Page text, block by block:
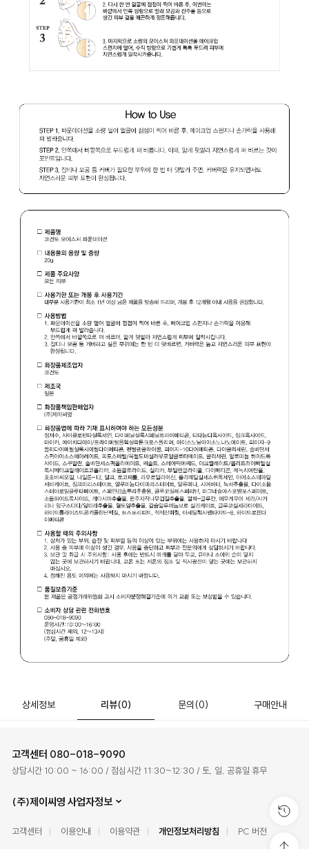
상세정보 리뷰(0) 문의 (0) 구매안내
고객센터 080-018-9090
상담시간 10:00 ~ 16:00 / 점심시간 11:30~12:30 / 토, 일, 공휴일 휴무
(주)제이씨영 사업자정보
고객센터 이용안내 이용약관 개인정보처리방침 PC 버전